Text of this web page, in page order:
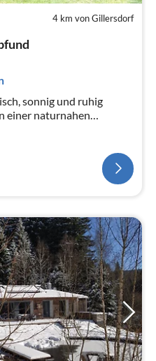
4 km von Gillersdorf
sonnig und ruhig
einer naturnahen
und gepflegte